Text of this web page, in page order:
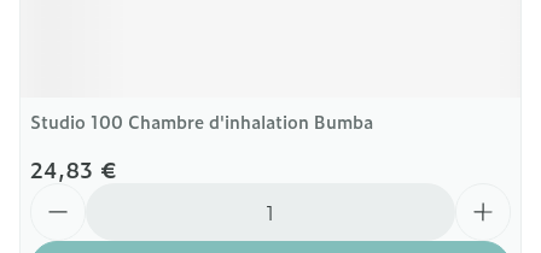
Studio 100 Chambre d'inhalation Bumba
24,83 €